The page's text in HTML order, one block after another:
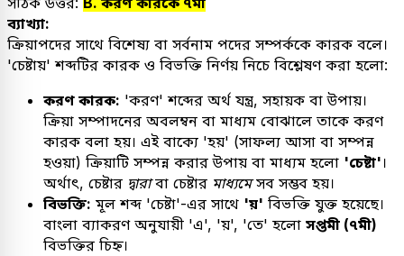
ব্যাখ্যা:
ক্রিয়াপদের সাথে বিশেষ্য বা সর্বনাম পদের সম্পর্ককে কারক বলে।
'চেষ্টায়' শব্দটির কারক ও বিভক্তি নির্ণয় নিচে বিশ্লেষণ করা হলো:
করণ কারক: 'করণ' শব্দের অর্থ যন্ত্র, সহায়ক বা উপায়।
ক্রিয়া সম্পাদনের অবলম্বন বা মাধ্যম বোঝালে তাকে করণ
কারক বলা হয়। এই বাক্যে 'হয়' (সাফল্য আসা বা সম্পন্ন
হওয়া) ক্রিয়াটি সম্পন্ন করার উপায় বা মাধ্যম হলো 'চেষ্টা' ।
অর্থাৎ, চেষ্টার দ্বারাবা চেষ্টার মাধ্যমেসব সম্ভব হয়।
বিভক্তি: মূল শব্দ 'চেষ্টা'-এর সাথে 'য়' বিভক্তি যুক্ত হয়েছে।
বাংলা ব্যাকরণ অনুযায়ী 'এ', 'য়', 'তে' হলো সপ্তমী (৭মী)
বিভক্তির চিহ্ন।